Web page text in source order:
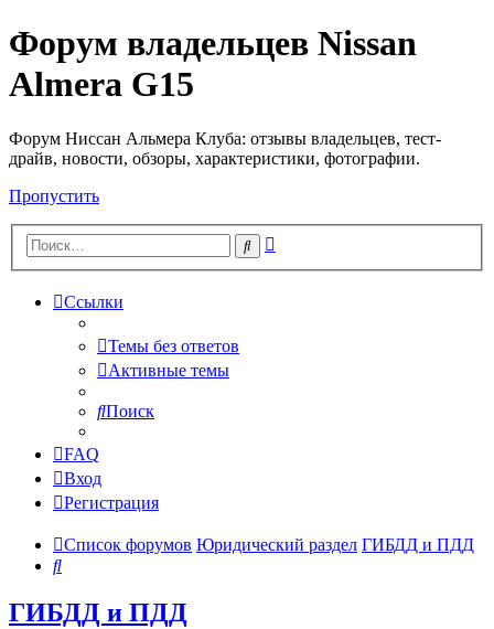
Форум владельцев Nissan
Almera G15
Форум Ниссан Альмера Клуба: отзывы владельцев, тест-
драйв, новости, обзоры, характеристики, фотографии.
Пропустить
Поиск
Ссылки
Темы без ответов
Активные темы
Поиск
FAQ
Вход
Регистрация
Список форумов Юридический раздел ГИБДД и ПДД
Поиск
ГИБДД и ПДД